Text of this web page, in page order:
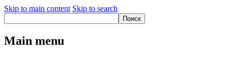
Skip to main content Skip to search
Main menu